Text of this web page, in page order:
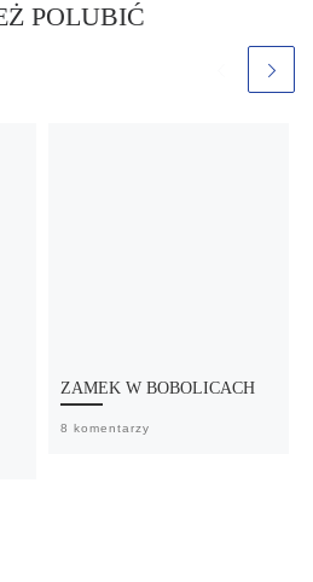
POLUBIĆ
ZAMEK W BOBOLICACH
8 komentarzy